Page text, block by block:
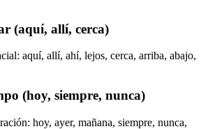
(aquí, allí, cerca)
aquí, allí, ahí, lejos, cerca, arriba, abajo,
(hoy, siempre, nunca)
hoy, ayer, mañana, siempre, nunca,